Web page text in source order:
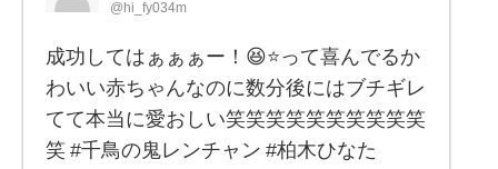
@hi_fy034m
成功してはぁぁぁー！😆⭐️って喜んでるか
わいい赤ちゃんなのに数分後にはブチギレ
てて本当に愛おしい笑笑笑笑笑笑笑笑笑笑
笑 #千鳥の鬼レンチャン #柏木ひなた